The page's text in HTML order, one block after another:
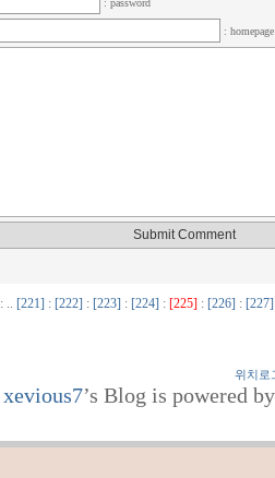
: password
:
: .. [221] : [222] : [223] : [224] : [225] : [226] : [227]
위치로
xevious7’s Blog is powered